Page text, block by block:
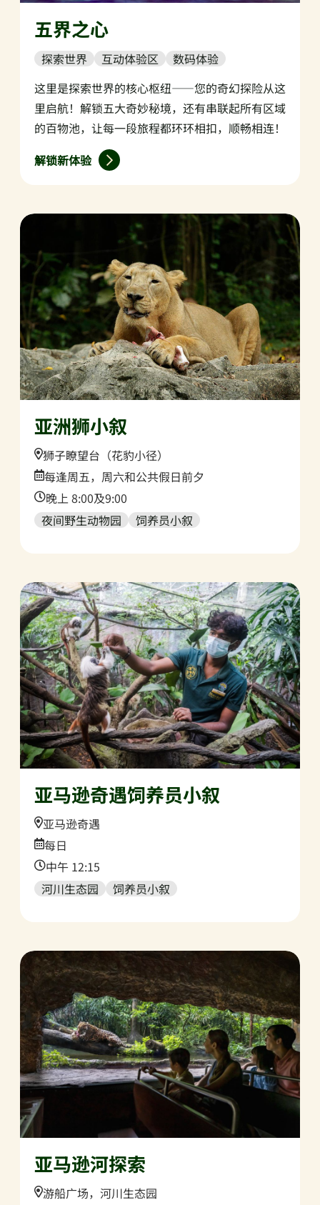
五界之心
探索世界 互动体验区
数码体验
这里是探索世界的核心枢纽——您的奇幻探险从这
里启航！解锁五大奇妙秘境，还有串联起所有区域
的百物池，让每一段旅程都环环相扣，顺畅相连！
解锁新体验
亚洲狮小叙
Location:
狮子瞭望台（花豹小径）
Date:
每逢周五，周六和公共假日前夕
Time:
晚上 8:00及9:00
夜间野生动物园
饲养员小叙
亚马逊奇遇饲养员小叙
Location:
亚马逊奇遇
Date:
每日
Time:
中午 12:15
河川生态园
饲养员小叙
亚马逊河探索
Location:
游船广场，河川生态园